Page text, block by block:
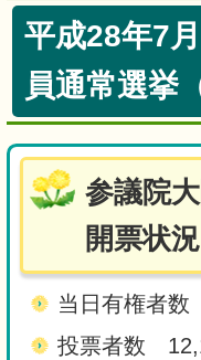
平成28年7
員通常選挙
参議院
開票状況
当日有権者
投票者数